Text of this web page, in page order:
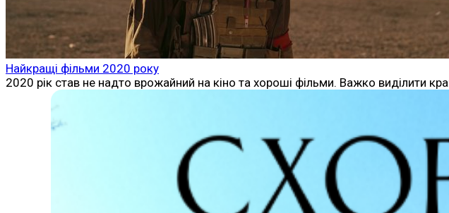
Найкращі фільми 2020 року
2020 рік став не надто врожайний на кіно та хороші фільми. Важко виділити